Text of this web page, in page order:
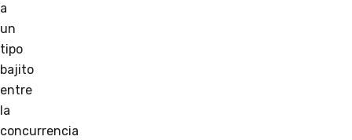
a
un
tipo
bajito
entre
la
concurrencia